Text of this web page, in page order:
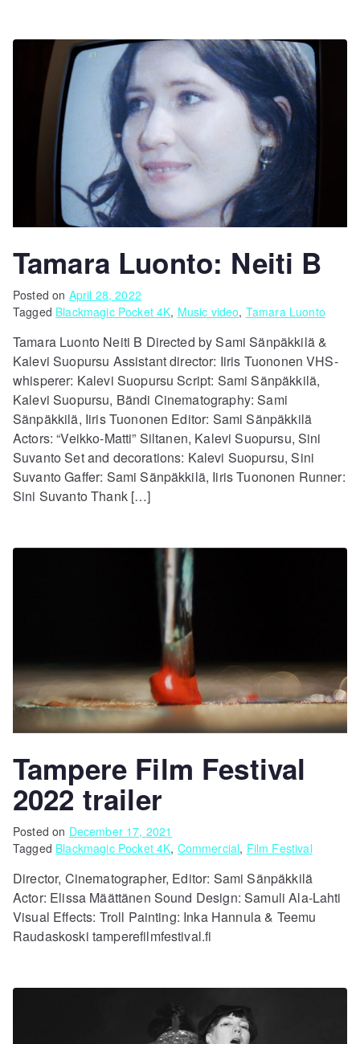
Tamara Luonto: Neiti B
Posted on April 28, 2022
Tagged Blackmagic Pocket 4K, Music video, Tamara Luonto
Tamara Luonto Neiti B Directed by Sami Sänpäkkilä &
Kalevi Suopursu Assistant director: Iiris Tuononen VHS-
whisperer: Kalevi Suopursu Script: Sami Sänpäkkilä,
Kalevi Suopursu, Bändi Cinematography: Sami
Sänpäkkilä, Iiris Tuononen Editor: Sami Sänpäkkilä
Actors: “Veikko-Matti” Siltanen, Kalevi Suopursu, Sini
Suvanto Set and decorations: Kalevi Suopursu, Sini
Suvanto Gaffer: Sami Sänpäkkilä, Iiris Tuononen Runner:
Sini Suvanto Thank […]
Tampere Film Festival
2022 trailer
Posted on December 17, 2021
Tagged Blackmagic Pocket 4K, Commercial, Film Festival
Director, Cinematographer, Editor: Sami Sänpäkkilä
Actor: Elissa Määttänen Sound Design: Samuli Ala-Lahti
Visual Effects: Troll Painting: Inka Hannula & Teemu
Raudaskoski tamperefilmfestival.fi